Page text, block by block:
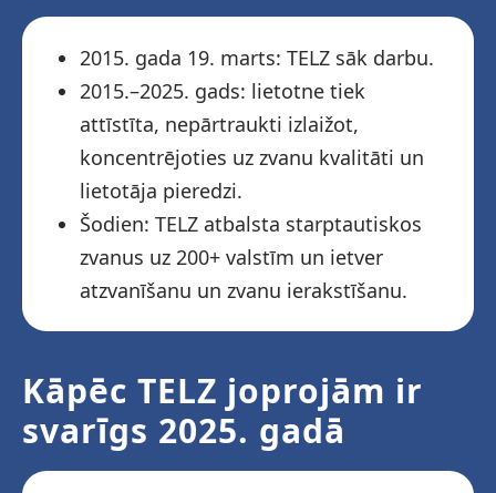
2015. gada 19. marts: TELZ sāk darbu.
2015.–2025. gads: lietotne tiek
attīstīta, nepārtraukti izlaižot,
koncentrējoties uz zvanu kvalitāti un
lietotāja pieredzi.
Šodien: TELZ atbalsta starptautiskos
zvanus uz 200+ valstīm un ietver
atzvanīšanu un zvanu ierakstīšanu.
Kāpēc TELZ joprojām ir
svarīgs 2025. gadā